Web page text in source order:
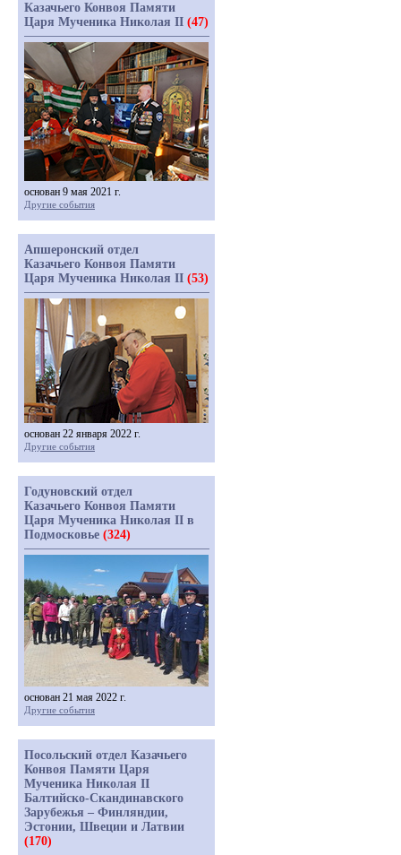
Казачьего Конвоя Памяти
Царя Мученика Николая II (47)
основан 9 мая 2021 г.
Другие события
Апшеронский отдел
Казачьего Конвоя Памяти
Царя Мученика Николая II (53)
основан 22 января 2022 г.
Другие события
Годуновский отдел
Казачьего Конвоя Памяти
Царя Мученика Николая II в
Подмосковье (324)
основан 21 мая 2022 г.
Другие события
Посольский отдел Казачьего
Конвоя Памяти Царя
Мученика Николая II
Балтийско-Скандинавского
Зарубежья – Финляндии,
Эстонии, Швеции и Латвии
(170)